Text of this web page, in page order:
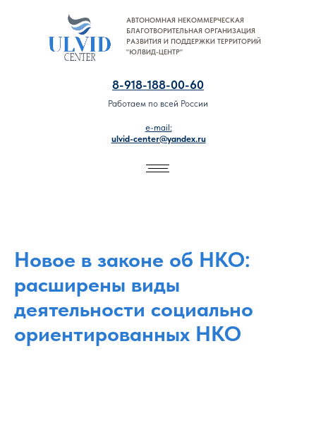
АВТОНОМНАЯ НЕКОММЕРЧЕСКАЯ
БЛАГОТВОРИТЕЛЬНАЯ ОРГАНИЗАЦИЯ
РАЗВИТИЯ И ПОДДЕРЖКИ ТЕРРИТОРИЙ
"ЮЛВИД-ЦЕНТР"
8-918-188-00-60
Работаем по всей России
e-mail:
ulvid-center@yandex.ru
8-918-188-00-60
Новое в законе об НКО:
расширены виды
деятельности социально
ориентированных НКО